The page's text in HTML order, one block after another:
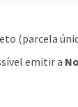
(parcela
emitir a